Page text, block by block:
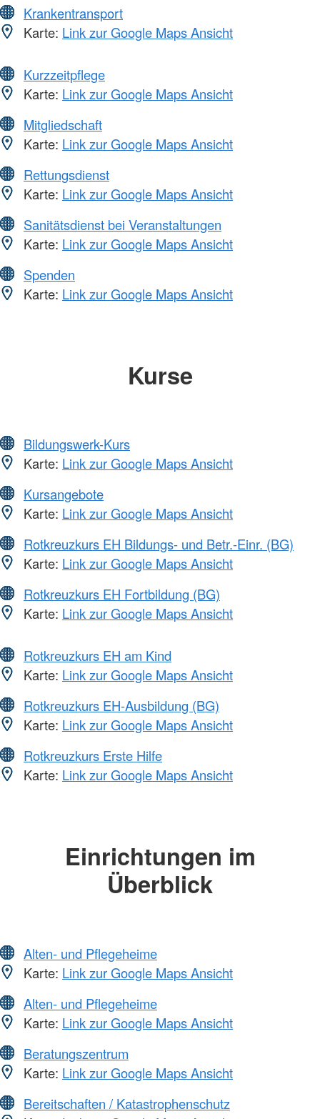
Krankentransport
Karte: Link zur Google Maps Ansicht
Kurzzeitpflege
Karte: Link zur Google Maps Ansicht
Mitgliedschaft
Karte: Link zur Google Maps Ansicht
Rettungsdienst
Karte: Link zur Google Maps Ansicht
Sanitätsdienst bei Veranstaltungen
Karte: Link zur Google Maps Ansicht
Spenden
Karte: Link zur Google Maps Ansicht
Kurse
Bildungswerk-Kurs
Karte: Link zur Google Maps Ansicht
Kursangebote
Karte: Link zur Google Maps Ansicht
Rotkreuzkurs EH Bildungs- und Betr.-Einr. (BG)
Karte: Link zur Google Maps Ansicht
Rotkreuzkurs EH Fortbildung (BG)
Karte: Link zur Google Maps Ansicht
Rotkreuzkurs EH am Kind
Karte: Link zur Google Maps Ansicht
Rotkreuzkurs EH-Ausbildung (BG)
Karte: Link zur Google Maps Ansicht
Rotkreuzkurs Erste Hilfe
Karte: Link zur Google Maps Ansicht
Einrichtungen im
Überblick
Alten- und Pflegeheime
Karte: Link zur Google Maps Ansicht
Alten- und Pflegeheime
Karte: Link zur Google Maps Ansicht
Beratungszentrum
Karte: Link zur Google Maps Ansicht
Bereitschaften / Katastrophenschutz